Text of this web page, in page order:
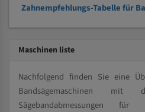
Zahnempfehlungs-Tabelle für
Maschinen liste
Nachfolgend finden Sie eine
Bandsägemaschinen mit
Sägebandabmessungen